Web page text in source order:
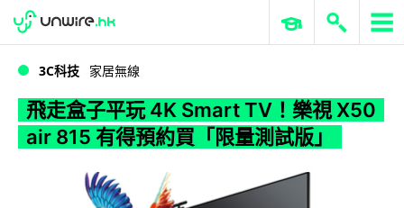
WWDC 2026 ERP 與商業 AI
3C科技 家居無線
飛走盒子平玩 4K Smart TV！樂視 X50
air 815 有得預約買「限量測試版」